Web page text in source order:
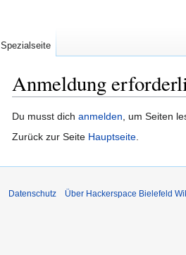
Anmeldung
Zur
Navigation
Zur
Suche
Du musst dich anmelden, um Seiten
Zurück zur Seite Hauptseite.
Spezialseite
Datenschutz Über Hackerspace Bielefeld